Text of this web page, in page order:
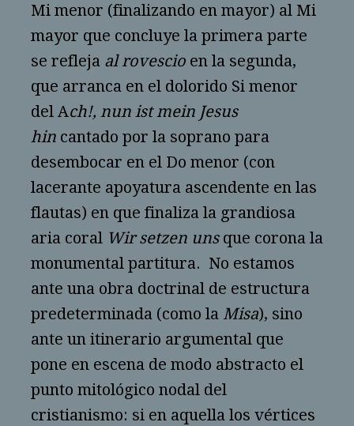
Mi menor (finalizando en mayor) al Mi
mayor que concluye la primera parte
se refleja al rovescio en la segunda,
que arranca en el dolorido Si menor
del Ach!, nun ist mein Jesus
hin cantado por la soprano para
desembocar en el Do menor (con
lacerante apoyatura ascendente en las
flautas) en que finaliza la grandiosa
aria coral Wir setzen unsque corona la
monumental partitura. No estamos
ante una obra doctrinal de estructura
predeterminada (como la Misa), sino
ante un itinerario argumental que
pone en escena de modo abstracto el
punto mitológico nodal del
cristianismo: si en aquella los vértices